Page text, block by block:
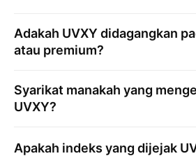
Adakah UVXY didagangkan
atau premium?
Syarikat manakah yang
UVXY?
Apakah indeks yang dijejak